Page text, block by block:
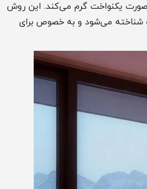
صورت یکنواخت گرم می‌کند. این روش
شناخته می‌شود و به خصوص برای